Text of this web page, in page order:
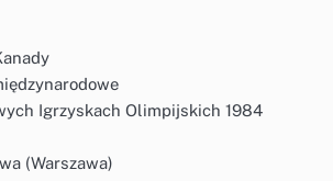
Igrzyskach Olimpijskich 1984
(Warszawa)